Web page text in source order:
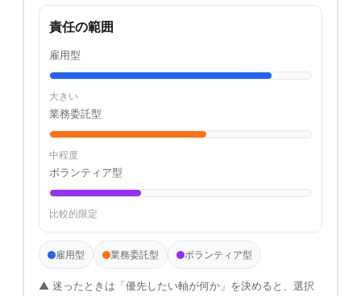
責任の範囲
雇用型
大きい
業務委託型
中程度
ボランティア型
比較的限定
雇用型 業務委託型 ボランティア型
▲ 迷ったときは「優先したい軸が何か」を決めると、選択